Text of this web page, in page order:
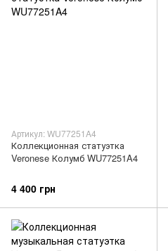
Артикул: WU77251A4
Коллекционная статуэтка
Veronese Колумб WU77251A4
4 400 грн